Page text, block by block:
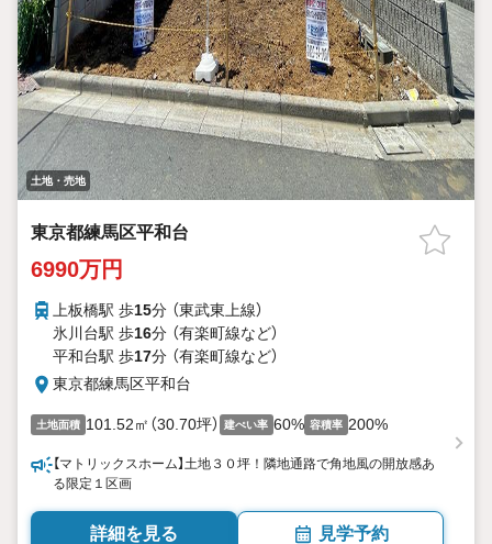
土地・売地
東京都練馬区平和台
6990万円
上板橋駅 歩15分 （東武東上線）
氷川台駅 歩16分 （有楽町線など）
平和台駅 歩17分 （有楽町線など）
東京都練馬区平和台
土地面積 101.52㎡（30.70坪） 建ぺい率 60% 容積率 200%
【マトリックスホーム】土地３０坪！隣地通路で角地風の開放感あ
る限定１区画
詳細を見る 見学予約